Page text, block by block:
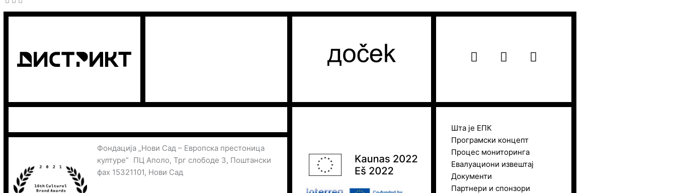
Фондација „Нови Сад – Европска престоница
културе” ПЦ Аполо, Трг слободе 3, Поштански
фах 15321101, Нови Сад
F
a
b
o
k
I
n
a
a
m
Y
o
u
Шта је ЕПК
Програмски концепт
Процес мониторинга
Евалуациони извештај
Документи
Партнери и спонзори